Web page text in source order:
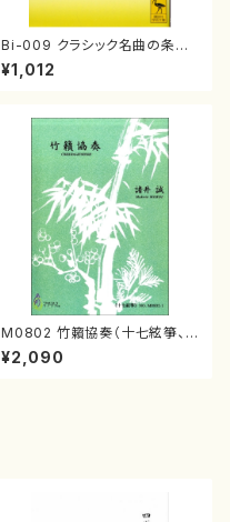
Bi-009 クラシック名曲の条件
（諸井 誠/書籍）
¥1,012
M0802 竹籟協奏（十七絃箏、
尺八/諸井誠/楽譜）
¥2,090